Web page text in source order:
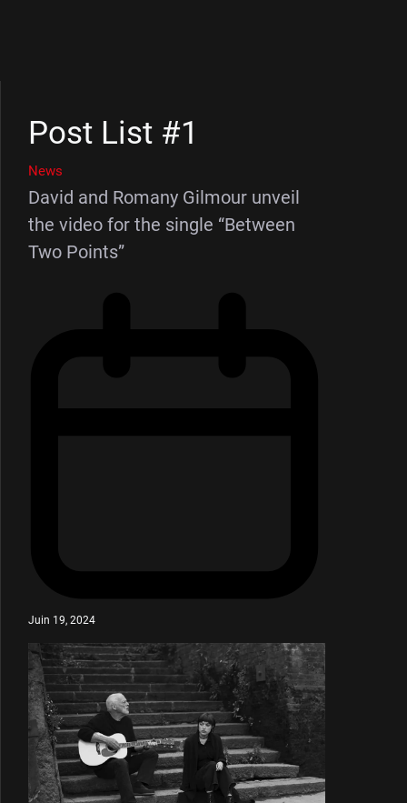
Post List #1
News
David and Romany Gilmour unveil
the video for the single “Between
Two Points”
Juin 19, 2024